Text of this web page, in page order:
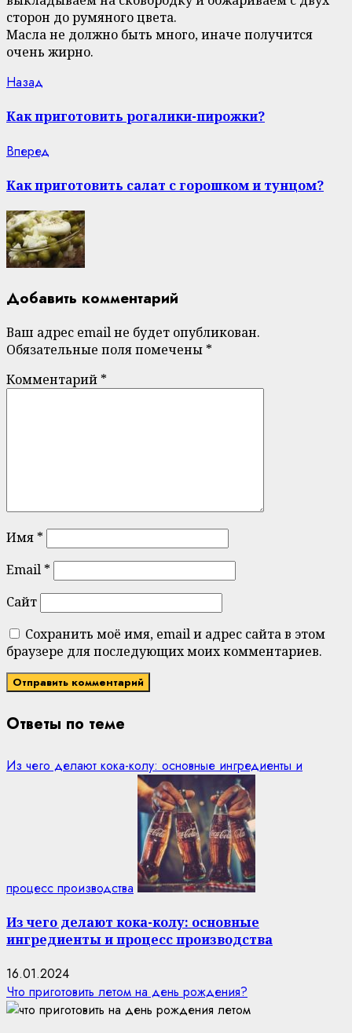
сторон до румяного цвета.
Масла не должно быть много, иначе получится
очень жирно.
Continue
Reading
Назад
Как приготовить рогалики-пирожки?
Вперед
Как приготовить салат с горошком и тунцом?
Добавить комментарий
Ваш адрес email не будет опубликован.
Обязательные поля помечены *
Комментарий *
Имя *
Email *
Сайт
Сохранить моё имя, email и адрес сайта в этом
браузере для последующих моих комментариев.
Ответы по теме
Из чего делают кока-колу: основные ингредиенты и
процесс производства
Из чего делают кока-колу: основные
ингредиенты и процесс производства
16.01.2024
Что приготовить летом на день рождения?